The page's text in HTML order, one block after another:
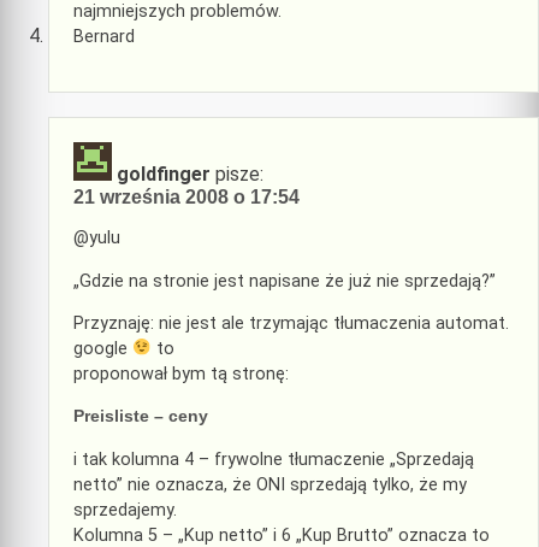
najmniejszych problemów.
Bernard
goldfinger pisze:
21 września 2008 o 17:54
@yulu
„Gdzie na stronie jest napisane że już nie sprzedają?”
Przyznaję: nie jest ale trzymając tłumaczenia automat.
google
to
proponował bym tą stronę:
Preisliste – ceny
i tak kolumna 4 – frywolne tłumaczenie „Sprzedają
netto” nie oznacza, że ONI sprzedają tylko, że my
sprzedajemy.
Kolumna 5 – „Kup netto” i 6 „Kup Brutto” oznacza to